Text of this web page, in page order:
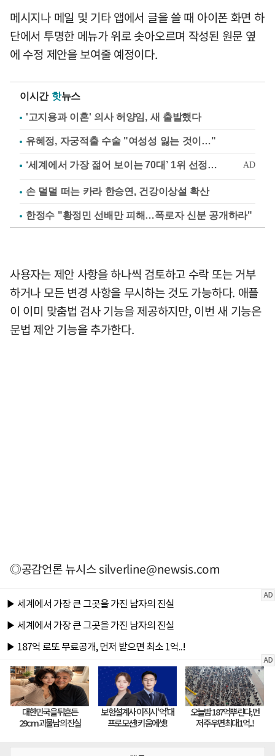
메시지나 메일 및 기타 앱에서 글을 쓸 때 아이폰 화면 하
단에서 투명한 메뉴가 위로 솟아오르며 작성된 원문 옆
에 수정 제안을 보여줄 예정이다.
이시간 핫뉴스
'고지용과 이혼' 의사 허양임, 새 출발했다
유혜정, 자궁적출 수술 "여성성 잃는 것이…"
손 덜덜 떠는 카라 한승연, 건강이상설 확산
한정수 "황정민 선배만 피해…폭로자 신분 공개하라"
사용자는 제안 사항을 하나씩 검토하고 수락 또는 거부
하거나 모든 변경 사항을 무시하는 것도 가능하다. 애플
이 이미 맞춤법 검사 기능을 제공하지만, 이번 새 기능은
문법 제안 기능을 추가한다.
◎공감언론 뉴시스silverline@newsis.com